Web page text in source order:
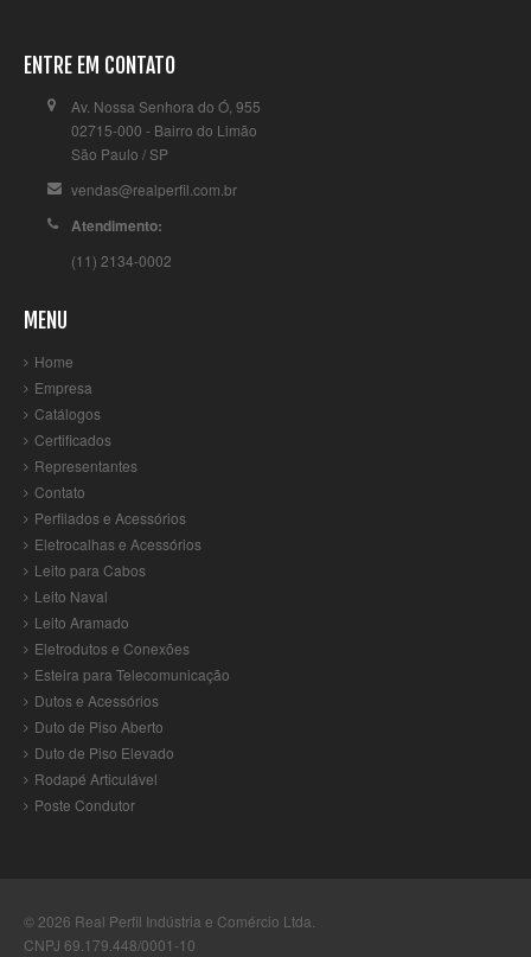
ENTRE EM CONTATO
Av. Nossa Senhora do Ó, 955
02715-000 - Bairro do Limão
São Paulo / SP
vendas@realperfil.com.br
Atendimento:
(11) 2134-0002
MENU
Home
Empresa
Catálogos
Certificados
Representantes
Contato
Perfilados e Acessórios
Eletrocalhas e Acessórios
Leito para Cabos
Leito Naval
Leito Aramado
Eletrodutos e Conexões
Esteira para Telecomunicação
Dutos e Acessórios
Duto de Piso Aberto
Duto de Piso Elevado
Rodapé Articulável
Poste Condutor
© 2026 Real Perfil Indústria e Comércio Ltda
CNPJ 69.179.448/0001-10